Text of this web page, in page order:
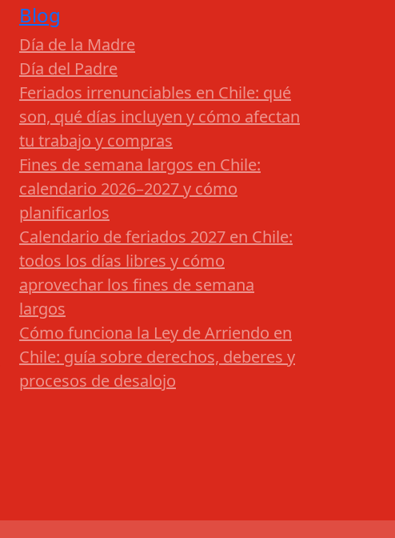
Blog
Día de la Madre
Día del Padre
Feriados irrenunciables en Chile: qué
son, qué días incluyen y cómo afectan
tu trabajo y compras
Fines de semana largos en Chile:
calendario 2026–2027 y cómo
planificarlos
Calendario de feriados 2027 en Chile:
todos los días libres y cómo
aprovechar los fines de semana
largos
Cómo funciona la Ley de Arriendo en
Chile: guía sobre derechos, deberes y
procesos de desalojo